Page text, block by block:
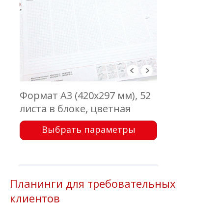
Формат А3 (420х297 мм), 52
листа в блоке, цветная
печать с одной стороны,
бумага офсетная 80 г\м2,
Выбрать параметры
Планинги для требовательных
клиентов